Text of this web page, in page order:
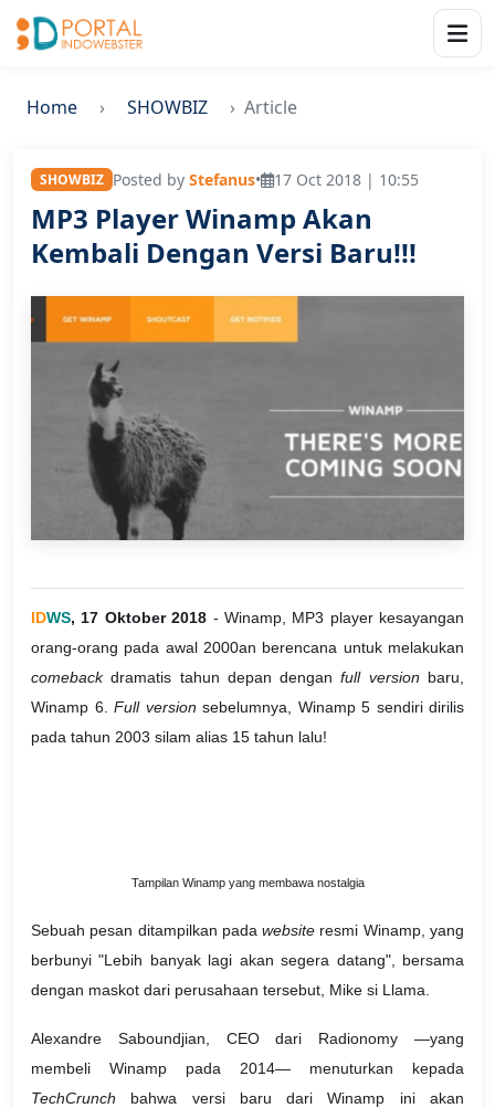
Home SHOWBIZ Article
SHOWBIZ Posted by Stefanus• 17 Oct 2018 | 10:55
MP3 Player Winamp Akan
Kembali Dengan Versi Baru!!!
IDWS, 17 Oktober 2018 - Winamp, MP3 player kesayangan
orang-orang pada awal 2000an berencana untuk melakukan
comebackdramatis tahun depan denganfull version baru,
Winamp 6. Full version sebelumnya, Winamp 5 sendiri dirilis
pada tahun 2003 silam alias 15 tahun lalu!
Tampilan Winamp yang membawa nostalgia
Sebuah pesan ditampilkan padawebsite resmi Winamp, yang
berbunyi "Lebih banyak lagi akan segera datang", bersama
dengan maskot dari perusahaan tersebut, Mike si Llama.
Alexandre Saboundjian, CEO dari Radionomy —yang
membeli Winamp pada 2014— menuturkan kepada
TechCrunch bahwa versi baru dari Winamp ini akan